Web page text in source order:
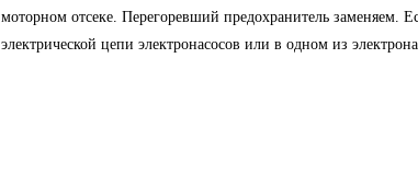
моторном отсеке. Перегоревший предохранитель заменяем.
электрической цепи электронасосов или в одном из